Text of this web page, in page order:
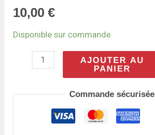
10,00€
Disponible sur commande
(nº
1955)
AJOUTER AU
PANIER
Commande sécurisée